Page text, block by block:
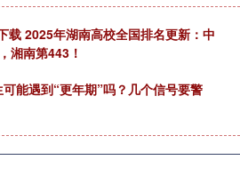
载 2025年湖南高校全国排名更新：中
湘南第443！
能遇到“更年期”吗？几个信号要警